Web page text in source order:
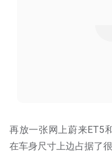
再放一张网上蔚来ET5
在车身尺寸上边占据了